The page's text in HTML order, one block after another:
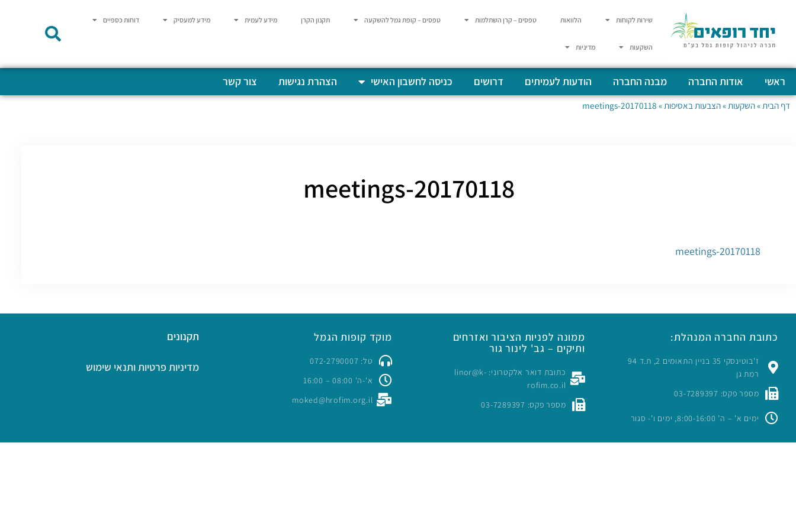
שירות לקוחות הלוואות טפסים – קרן השתלמות טפסים – קופת גמל להשקעה תקנון הקרן מידע לעמית מידע למעסיק דוחות כספיים
השקעות מדיניות
ראשי אודות החברה מבנה החברה הודעות לעמיתים דרושים כניסה לחשבון האישי הצהרת נגישות צור קשר
דף הבית »השקעות »הצבעות באסיפות »
20170118-meetings
20170118-meetings
20170118-meetings
כתובת החברה המנהלת:
ז’בוטינסקי 35 בניין התאומים 2, ת.ד 94
רמת גן
מספר פקס: 03-7289397
ימים א’ – ה’ 8:00-16:00, ימים ו’- סגור
ממונה לפניות הציבור ואזרחים
ותיקים – גב' לינור גור
כתובת דואר אלקטרוני: linor@k-
rofim.co.il
מספר פקס: 03-7289397
מוקד קופות הגמל
טל: 072-2790007
א'-ה' 08:00 – 16:00
moked@hrofim.org.il
תקנונים
מדיניות פרטיות ותנאי שימוש